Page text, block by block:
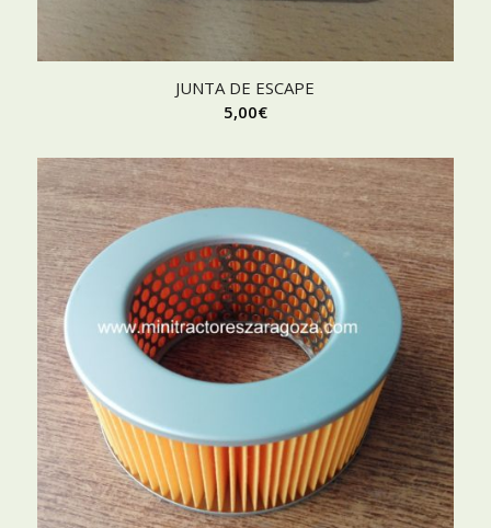
JUNTA DE ESCAPE
5,00€